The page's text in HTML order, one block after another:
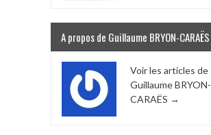
A propos de Guillaume BRYON-CARAËS
Voir les articles de
Guillaume BRYON-
CARAËS →